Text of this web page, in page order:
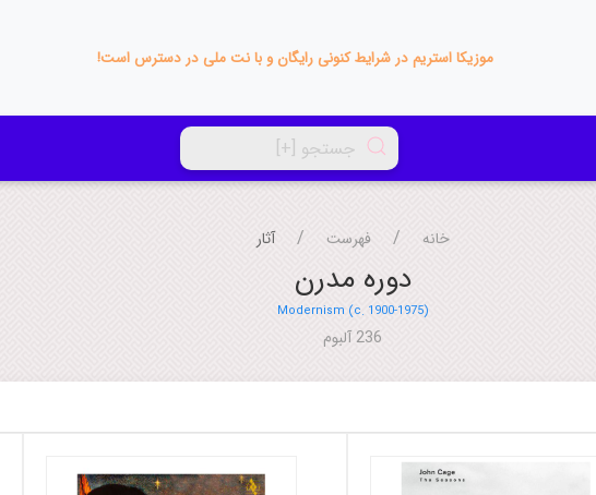
موزیکا استریم در شرایط کنونی رایگان و با نت ملی در دسترس است!
خانه فهرست آثار
دوره مدرن
Modernism (c. 1900-1975)
236 آلبوم